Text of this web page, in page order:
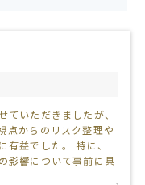
いただきましたが、
点からのリスク整理や
有益でした。 特に、
影響について事前に具